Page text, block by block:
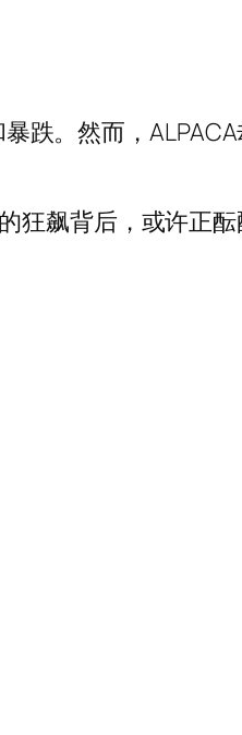
跌。然而，
狂飙背后，或许正